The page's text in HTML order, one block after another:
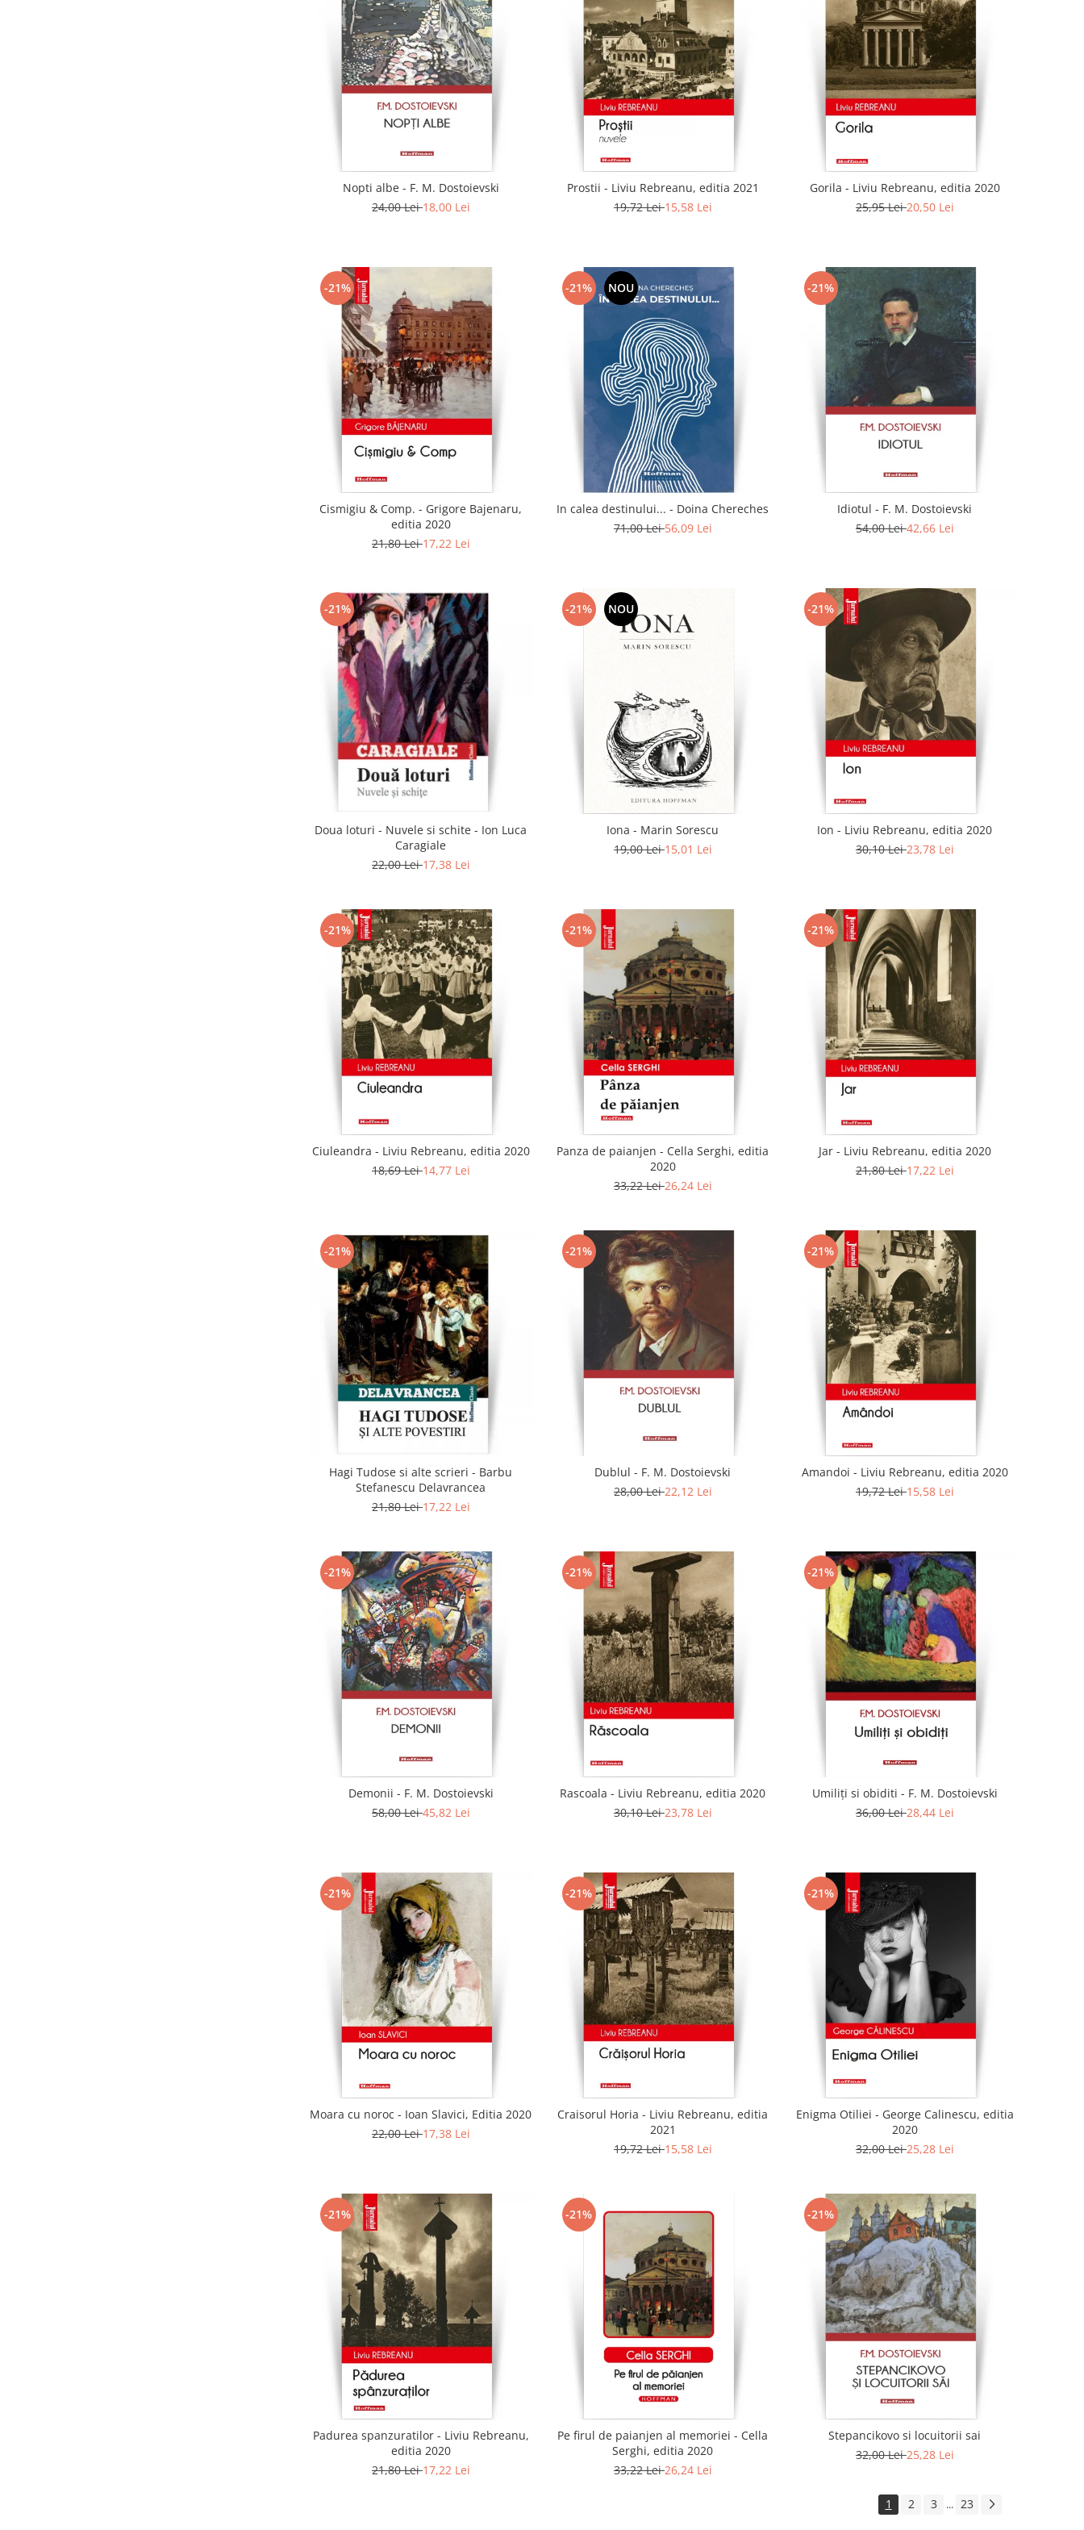
Nopti albe - F. M. Dostoievski
24,00 Lei18,00 Lei
Prostii - Liviu Rebreanu, editia 2021
19,72 Lei15,58 Lei
Gorila - Liviu Rebreanu, editia 2020
25,95 Lei20,50 Lei
-21%
Cismigiu & Comp. - Grigore Bajenaru,
editia 2020
21,80 Lei17,22 Lei
-21% NOU
In calea destinului... - Doina Chereches
71,00 Lei56,09 Lei
-21%
Idiotul - F. M. Dostoievski
54,00 Lei42,66 Lei
-21%
Doua loturi - Nuvele si schite - Ion Luca
Caragiale
22,00 Lei17,38 Lei
-21% NOU
Iona - Marin Sorescu
19,00 Lei15,01 Lei
-21%
Ion - Liviu Rebreanu, editia 2020
30,10 Lei23,78 Lei
-21%
Ciuleandra - Liviu Rebreanu, editia 2020
18,69 Lei14,77 Lei
-21%
Panza de paianjen - Cella Serghi, editia
2020
33,22 Lei26,24 Lei
-21%
Jar - Liviu Rebreanu, editia 2020
21,80 Lei17,22 Lei
-21%
Hagi Tudose si alte scrieri - Barbu
Stefanescu Delavrancea
21,80 Lei17,22 Lei
-21%
Dublul - F. M. Dostoievski
28,00 Lei22,12 Lei
-21%
Amandoi - Liviu Rebreanu, editia 2020
19,72 Lei15,58 Lei
-21%
Demonii - F. M. Dostoievski
58,00 Lei45,82 Lei
-21%
Rascoala - Liviu Rebreanu, editia 2020
30,10 Lei23,78 Lei
-21%
Umiliți si obiditi - F. M. Dostoievski
36,00 Lei28,44 Lei
-21%
Moara cu noroc - Ioan Slavici, Editia 2020
22,00 Lei17,38 Lei
-21%
Craisorul Horia - Liviu Rebreanu, editia
2021
19,72 Lei15,58 Lei
-21%
Enigma Otiliei - George Calinescu, editia
2020
32,00 Lei25,28 Lei
-21%
Padurea spanzuratilor - Liviu Rebreanu,
editia 2020
21,80 Lei17,22 Lei
-21%
Pe firul de paianjen al memoriei - Cella
Serghi, editia 2020
33,22 Lei26,24 Lei
-21%
Stepancikovo si locuitorii sai
32,00 Lei25,28 Lei
1 2 3 ... 23